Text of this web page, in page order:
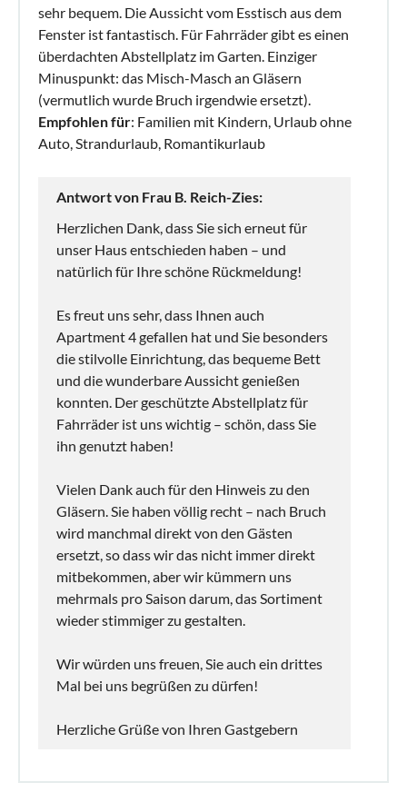
sehr bequem. Die Aussicht vom Esstisch aus dem
Fenster ist fantastisch. Für Fahrräder gibt es einen
überdachten Abstellplatz im Garten. Einziger
Minuspunkt: das Misch-Masch an Gläsern
(vermutlich wurde Bruch irgendwie ersetzt).
Empfohlen für: Familien mit Kindern, Urlaub ohne
Auto, Strandurlaub, Romantikurlaub
Antwort von Frau B. Reich-Zies:
Herzlichen Dank, dass Sie sich erneut für
unser Haus entschieden haben – und
natürlich für Ihre schöne Rückmeldung!
Es freut uns sehr, dass Ihnen auch
Apartment 4 gefallen hat und Sie besonders
die stilvolle Einrichtung, das bequeme Bett
und die wunderbare Aussicht genießen
konnten. Der geschützte Abstellplatz für
Fahrräder ist uns wichtig – schön, dass Sie
ihn genutzt haben!
Vielen Dank auch für den Hinweis zu den
Gläsern. Sie haben völlig recht – nach Bruch
wird manchmal direkt von den Gästen
ersetzt, so dass wir das nicht immer direkt
mitbekommen, aber wir kümmern uns
mehrmals pro Saison darum, das Sortiment
wieder stimmiger zu gestalten.
Wir würden uns freuen, Sie auch ein drittes
Mal bei uns begrüßen zu dürfen!
Herzliche Grüße von Ihren Gastgebern